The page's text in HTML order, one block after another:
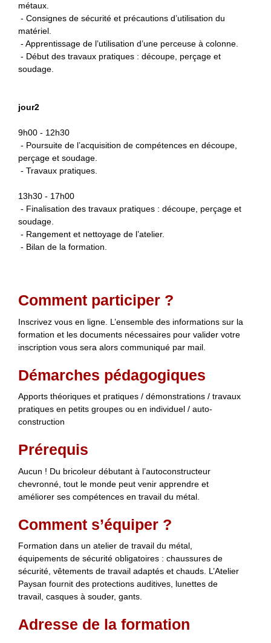
métaux.
- Consignes de sécurité et précautions d’utilisation du
matériel.
- Apprentissage de l’utilisation d’une perceuse à colonne.
- Début des travaux pratiques : découpe, perçage et
soudage.
jour2
9h00 - 12h30
- Poursuite de l’acquisition de compétences en découpe,
perçage et soudage.
- Travaux pratiques.
13h30 - 17h00
- Finalisation des travaux pratiques : découpe, perçage et
soudage.
- Rangement et nettoyage de l’atelier.
- Bilan de la formation.
Comment participer ?
Inscrivez vous en ligne. L’ensemble des informations sur la
formation et les documents nécessaires pour valider votre
inscription vous sera alors communiqué par mail.
Démarches pédagogiques
Apports théoriques et pratiques / démonstrations / travaux
pratiques en petits groupes ou en individuel / auto-
construction
Prérequis
Aucun ! Du bricoleur débutant à l’autoconstructeur
chevronné, tout le monde peut venir apprendre et
améliorer ses compétences en travail du métal.
Comment s’équiper ?
Formation dans un atelier de travail du métal,
équipements de sécurité obligatoires : chaussures de
sécurité, vêtements de travail adaptés et chauds. L’Atelier
Paysan fournit des protections auditives, lunettes de
travail, casques à souder, gants.
Adresse de la formation